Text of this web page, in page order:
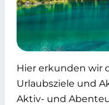
Hier erkunden wir
Urlaubsziele und
Aktiv- und